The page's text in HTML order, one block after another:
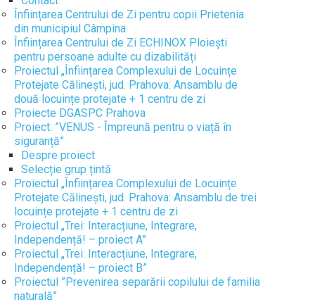
Înființarea Centrului de Zi pentru copii Prietenia
din municipiul Câmpina
Înființarea Centrului de Zi ECHINOX Ploiești
pentru persoane adulte cu dizabilități
Proiectul „Înființarea Complexului de Locuințe
Protejate Călinești, jud. Prahova: Ansamblu de
două locuințe protejate + 1 centru de zi
Proiecte DGASPC Prahova
Proiect: ”VENUS - Împreună pentru o viață în
siguranță”
Despre proiect
Selecție grup țintă
Proiectul „Înființarea Complexului de Locuințe
Protejate Călinești, jud. Prahova: Ansamblu de trei
locuințe protejate + 1 centru de zi
Proiectul „Trei: Interacțiune, Integrare,
Independență! – proiect A”
Proiectul „Trei: Interacțiune, Integrare,
Independență! – proiect B”
Proiectul ”Prevenirea separării copilului de familia
naturală”